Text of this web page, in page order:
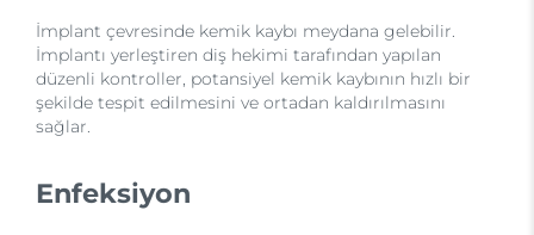
İmplant çevresinde kemik kaybı meydana gelebilir.
İmplantı yerleştiren diş hekimi tarafından yapılan
düzenli kontroller, potansiyel kemik kaybının hızlı bir
şekilde tespit edilmesini ve ortadan kaldırılmasını
sağlar.
Enfeksiyon